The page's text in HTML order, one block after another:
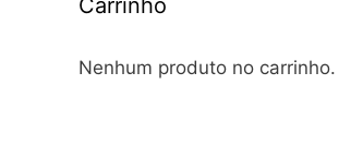
Carrinho
Nenhum produto no carrinho.